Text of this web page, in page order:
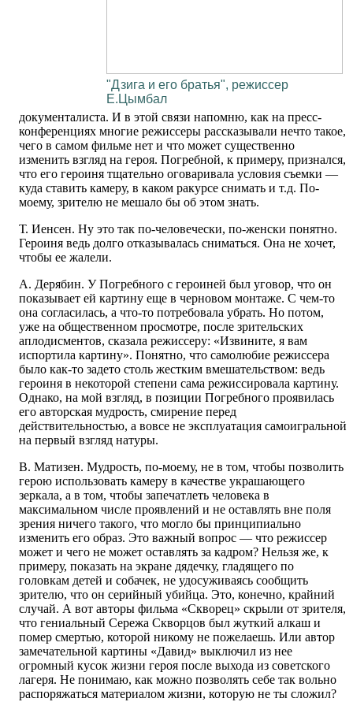
"Дзига и его братья", режиссер
Е.Цымбал
документалиста. И в этой связи напомню, как на пресс-
конференциях многие режиссеры рассказывали нечто такое,
чего в самом фильме нет и что может существенно
изменить взгляд на героя. Погребной, к примеру, признался,
что его героиня тщательно оговаривала условия съемки —
куда ставить камеру, в каком ракурсе снимать и т.д. По-
моему, зрителю не мешало бы об этом знать.
Т. Иенсен. Ну это так по-человечески, по-женски понятно.
Героиня ведь долго отказывалась сниматься. Она не хочет,
чтобы ее жалели.
А. Дерябин. У Погребного с героиней был уговор, что он
показывает ей картину еще в черновом монтаже. С чем-то
она согласилась, а что-то потребовала убрать. Но потом,
уже на общественном просмотре, после зрительских
аплодисментов, сказала режиссеру: «Извините, я вам
испортила картину». Понятно, что самолюбие режиссера
было как-то задето столь жестким вмешательством: ведь
героиня в некоторой степени сама режиссировала картину.
Однако, на мой взгляд, в позиции Погребного проявилась
его авторская мудрость, смирение перед
действительностью, а вовсе не эксплуатация самоигральной
на первый взгляд натуры.
В. Матизен. Мудрость, по-моему, не в том, чтобы позволить
герою использовать камеру в качестве украшающего
зеркала, а в том, чтобы запечатлеть человека в
максимальном числе проявлений и не оставлять вне поля
зрения ничего такого, что могло бы принципиально
изменить его образ. Это важный вопрос — что режиссер
может и чего не может оставлять за кадром? Нельзя же, к
примеру, показать на экране дядечку, гладящего по
головкам детей и собачек, не удосуживаясь сообщить
зрителю, что он серийный убийца. Это, конечно, крайний
случай. А вот авторы фильма «Скворец» скрыли от зрителя,
что гениальный Сережа Скворцов был жуткий алкаш и
помер смертью, которой никому не пожелаешь. Или автор
замечательной картины «Давид» выключил из нее
огромный кусок жизни героя после выхода из советского
лагеря. Не понимаю, как можно позволять себе так вольно
распоряжаться материалом жизни, которую не ты сложил?